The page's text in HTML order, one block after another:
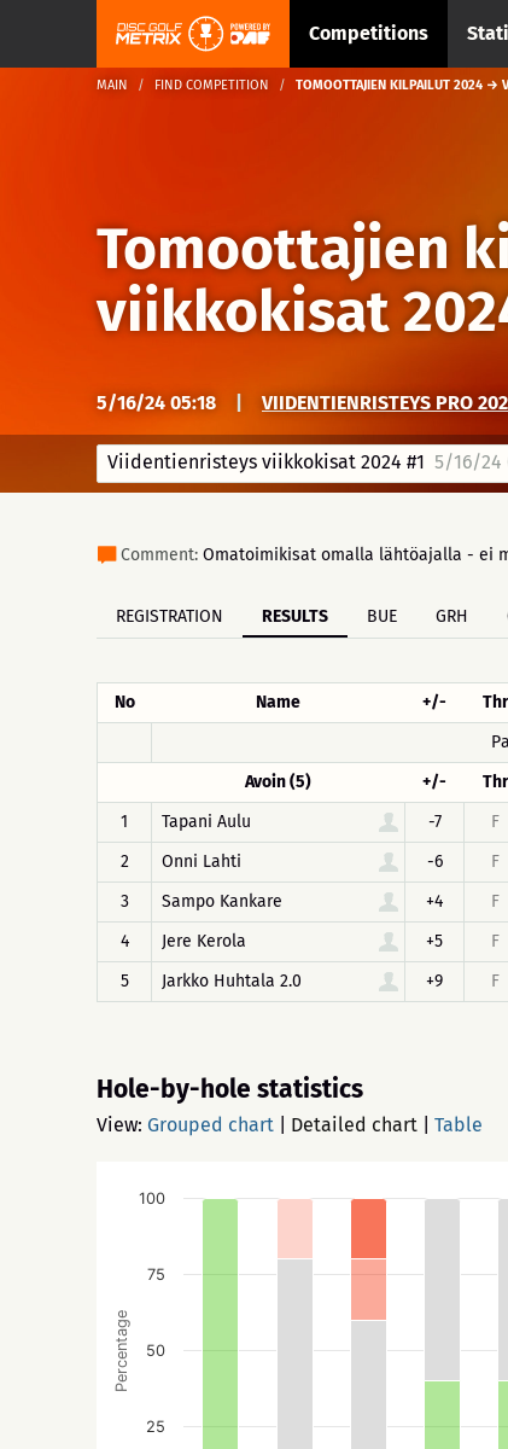
Competitions
MAIN FIND COMPETITION TOMOOTTAJIEN KILPAILUT 2024 →
Tomoottajien
viikkokisat
5/16/24 05:18 VIIDENTIENRISTEYS PRO
Viidentienristeys viikkokisat 2024 #1 5/16/24
Comment: Omatoimikisat omalla lähtöajalla - ei
REGISTRATION RESULTS BUE GRH
No Name +/- Thr
Avoin (5)
+/- Thr
1
Tapani Aulu -7 F
2
Onni Lahti -6 F
3
Sampo Kankare +4 F
4
Jere Kerola +5 F
5
Jarkko Huhtala 2.0 +9 F
Hole-by-hole statistics
View: Grouped chart Detailed chart Table
Percentage
25
50
75
100